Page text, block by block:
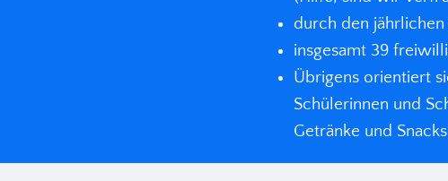
durch den
insgesamt 39
Übrigens orientiert
Schülerinnen und
Getränke und